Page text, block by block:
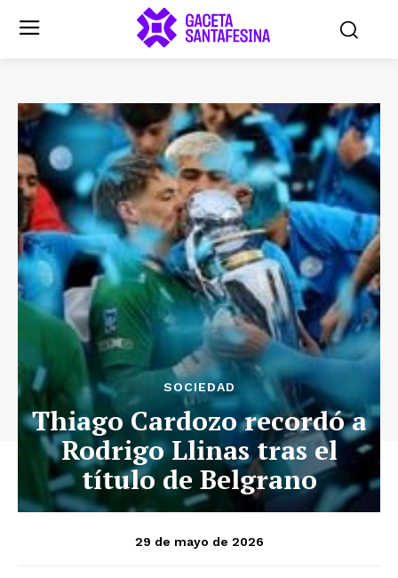
SOCIEDAD
Thiago Cardozo recordó a
Rodrigo Llinas tras el
título de Belgrano
29 de mayo de 2026